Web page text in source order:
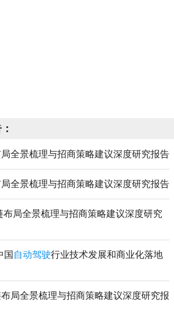
全景梳理与招商策略建议深度研究报告
全景梳理与招商策略建议深度研究报告
布局全景梳理与招商策略建议深度研究
国 自动驾驶行业技术发展和商业化落地
局全景梳理与招商策略建议深度研究报